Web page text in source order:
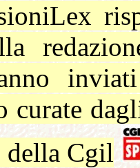
curate
Cgil